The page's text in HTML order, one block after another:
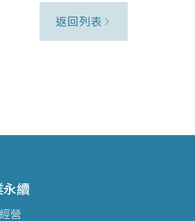
返回列表
永續
營